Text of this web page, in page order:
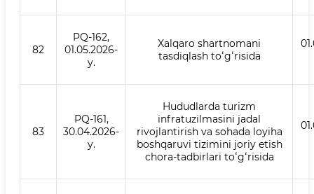
82
PQ-162,
01.05.2026-
y.
Xalqaro shartnomani
tasdiqlash toʻgʻrisida
83
PQ-161,
30.04.2026-
y.
Hududlarda turizm
infratuzilmasini jadal
rivojlantirish va sohada loyiha
boshqaruvi tizimini joriy etish
chora-tadbirlari toʻgʻrisida